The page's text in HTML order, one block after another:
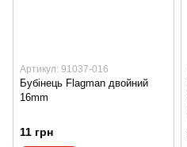
Артикул: 91037-016
Бубінець Flagman двойний
16mm
11 грн